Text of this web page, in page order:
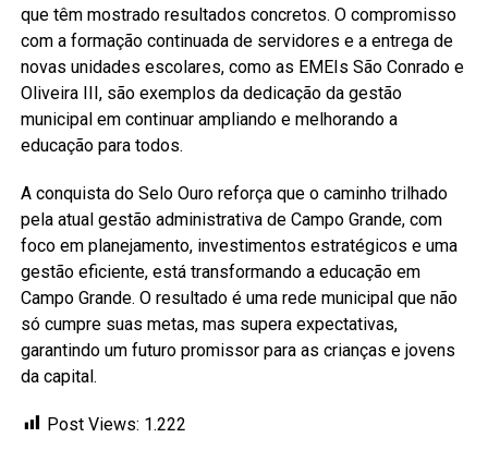
que têm mostrado resultados concretos. O compromisso
com a formação continuada de servidores e a entrega de
novas unidades escolares, como as EMEIs São Conrado e
Oliveira III, são exemplos da dedicação da gestão
municipal em continuar ampliando e melhorando a
educação para todos.
A conquista do Selo Ouro reforça que o caminho trilhado
pela atual gestão administrativa de Campo Grande, com
foco em planejamento, investimentos estratégicos e uma
gestão eficiente, está transformando a educação em
Campo Grande. O resultado é uma rede municipal que não
só cumpre suas metas, mas supera expectativas,
garantindo um futuro promissor para as crianças e jovens
da capital.
Post Views: 1.222